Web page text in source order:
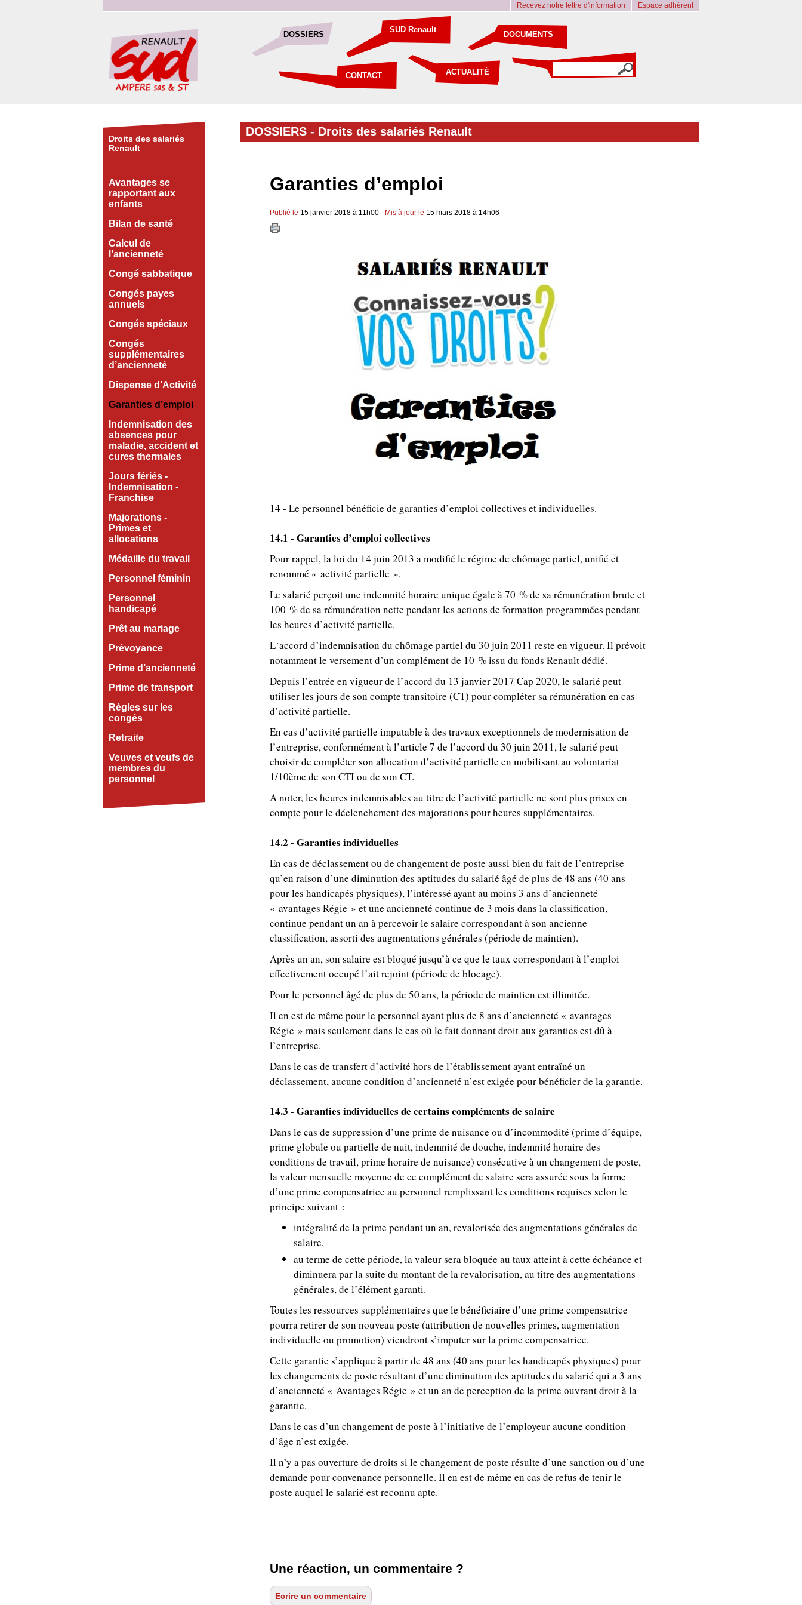
Espace adhérent
Recevez notre lettre d'information
SUD Renault
ACTUALITÉ
DOSSIERS
CONTACT
DOCUMENTS
Droits des salariés
Renault
Avantages se
rapportant aux
enfants
Bilan de santé
Calcul de
l’ancienneté
Congé sabbatique
Congés payes
annuels
Congés spéciaux
Congés
supplémentaires
d’ancienneté
Dispense d’Activité
Garanties d’emploi
Indemnisation des
absences pour
maladie, accident et
cures thermales
Jours fériés -
Indemnisation -
Franchise
Majorations -
Primes et
allocations
Médaille du travail
Personnel féminin
Personnel
handicapé
Prêt au mariage
Prévoyance
Prime d’ancienneté
Prime de transport
Règles sur les
congés
Retraite
Veuves et veufs de
membres du
personnel
DOSSIERS - Droits des salariés Renault
Garanties d’emploi
Publié le 15 janvier 2018 à 11h00 - Mis à jour le 15 mars 2018 à 14h06
14 - Le personnel bénéficie de garanties d’emploi collectives et individuelles.
14.1 - Garanties d’emploi collectives
Pour rappel, la loi du 14 juin 2013 a modifié le régime de chômage partiel, unifié et
renommé « activité partielle ».
Le salarié perçoit une indemnité horaire unique égale à 70 % de sa rémunération brute et
100 % de sa rémunération nette pendant les actions de formation programmées pendant
les heures d’activité partielle.
L‘accord d’indemnisation du chômage partiel du 30 juin 2011 reste en vigueur. Il prévoit
notamment le versement d’un complément de 10 % issu du fonds Renault dédié.
Depuis l’entrée en vigueur de l’accord du 13 janvier 2017 Cap 2020, le salarié peut
utiliser les jours de son compte transitoire (CT) pour compléter sa rémunération en cas
d’activité partielle.
En cas d’activité partielle imputable à des travaux exceptionnels de modernisation de
l’entreprise, conformément à l’article 7 de l’accord du 30 juin 2011, le salarié peut
choisir de compléter son allocation d’activité partielle en mobilisant au volontariat
1/10ème de son CTI ou de son CT.
A noter, les heures indemnisables au titre de l’activité partielle ne sont plus prises en
compte pour le déclenchement des majorations pour heures supplémentaires.
14.2 - Garanties individuelles
En cas de déclassement ou de changement de poste aussi bien du fait de l’entreprise
qu’en raison d’une diminution des aptitudes du salarié âgé de plus de 48 ans (40 ans
pour les handicapés physiques), l’intéressé ayant au moins 3 ans d’ancienneté
« avantages Régie » et une ancienneté continue de 3 mois dans la classification,
continue pendant un an à percevoir le salaire correspondant à son ancienne
classification, assorti des augmentations générales (période de maintien).
Après un an, son salaire est bloqué jusqu’à ce que le taux correspondant à l’emploi
effectivement occupé l’ait rejoint (période de blocage).
Pour le personnel âgé de plus de 50 ans, la période de maintien est illimitée.
Il en est de même pour le personnel ayant plus de 8 ans d’ancienneté « avantages
Régie » mais seulement dans le cas où le fait donnant droit aux garanties est dû à
l’entreprise.
Dans le cas de transfert d’activité hors de l’établissement ayant entraîné un
déclassement, aucune condition d’ancienneté n’est exigée pour bénéficier de la garantie.
14.3 - Garanties individuelles de certains compléments de salaire
Dans le cas de suppression d’une prime de nuisance ou d’incommodité (prime d’équipe,
prime globale ou partielle de nuit, indemnité de douche, indemnité horaire des
conditions de travail, prime horaire de nuisance) consécutive à un changement de poste,
la valeur mensuelle moyenne de ce complément de salaire sera assurée sous la forme
d’une prime compensatrice au personnel remplissant les conditions requises selon le
principe suivant :
intégralité de la prime pendant un an, revalorisée des augmentations générales de
salaire,
au terme de cette période, la valeur sera bloquée au taux atteint à cette échéance et
diminuera par la suite du montant de la revalorisation, au titre des augmentations
générales, de l’élément garanti.
Toutes les ressources supplémentaires que le bénéficiaire d’une prime compensatrice
pourra retirer de son nouveau poste (attribution de nouvelles primes, augmentation
individuelle ou promotion) viendront s’imputer sur la prime compensatrice.
Cette garantie s’applique à partir de 48 ans (40 ans pour les handicapés physiques) pour
les changements de poste résultant d’une diminution des aptitudes du salarié qui a 3 ans
d’ancienneté « Avantages Régie » et un an de perception de la prime ouvrant droit à la
garantie.
Dans le cas d’un changement de poste à l’initiative de l’employeur aucune condition
d’âge n’est exigée.
Il n’y a pas ouverture de droits si le changement de poste résulte d’une sanction ou d’une
demande pour convenance personnelle. Il en est de même en cas de refus de tenir le
poste auquel le salarié est reconnu apte.
Une réaction, un commentaire ?